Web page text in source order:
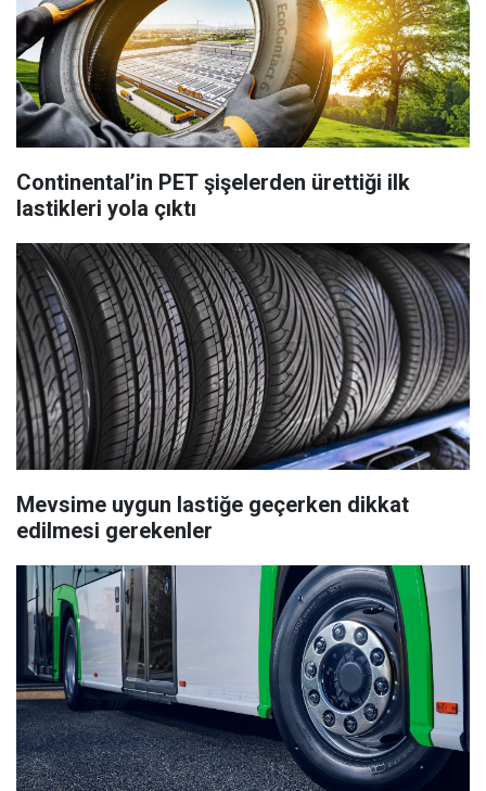
Continental’in PET şişelerden ürettiği ilk
lastikleri yola çıktı
Mevsime uygun lastiğe geçerken dikkat
edilmesi gerekenler